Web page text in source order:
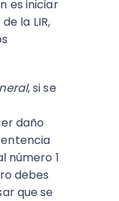
es iniciar
la LIR,
, si se
daño
número 1
debes
que se